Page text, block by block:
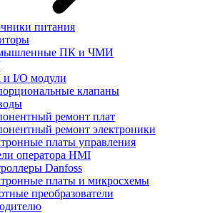
питания
ПК и ЧМИ
I/O модули
клапаны
ремонт плат
ремонт электроники
платы управления
оператора HMI
Danfoss
платы и микросхемы
преобразователи